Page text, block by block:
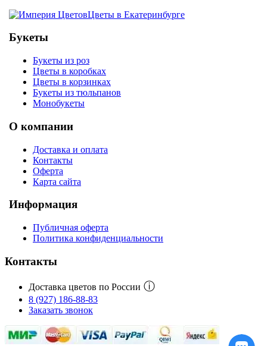
Цветы в Екатеринбурге
Букеты
Букеты из роз
Цветы в коробках
Цветы в корзинках
Букеты из тюльпанов
Монобукеты
О компании
Доставка и оплата
Контакты
Оферта
Карта сайта
Информация
Публичная оферта
Политика конфиденциальности
Контакты
Доставка цветов по России ⓘ
8 (927) 186-88-83
Заказать звонок